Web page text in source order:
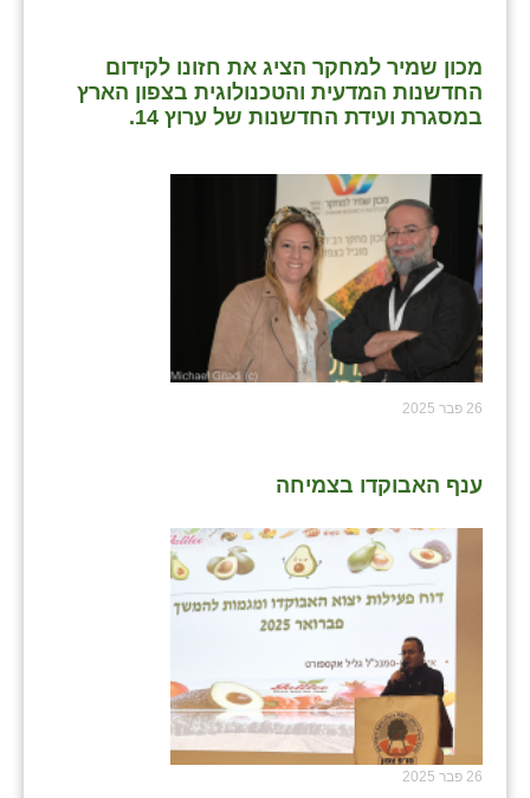
מכון שמיר למחקר הציג את חזונו לקידום
החדשנות המדעית והטכנולוגית בצפון הארץ
במסגרת ועידת החדשנות של ערוץ 14.
26 פבר 2025
ענף האבוקדו בצמיחה
26 פבר 2025